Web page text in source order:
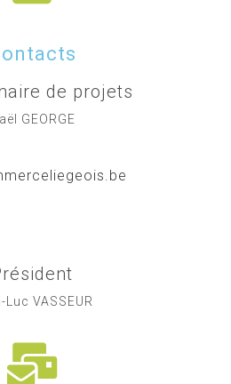
de projets
GEORGE
Luc VASSEUR